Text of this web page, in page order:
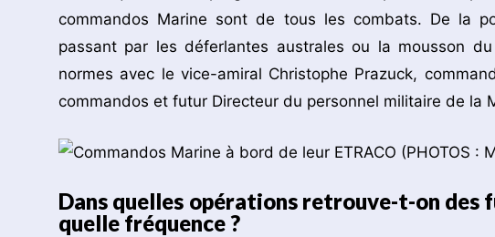
commandos Marine sont de tous les combats. De la
passant par les déferlantes australes ou la mousson
normes avec le vice-amiral Christophe Prazuck,
commandos et futur Directeur du personnel militaire de la
Dans quelles opérations retrouve-t-on des
quelle fréquence ?